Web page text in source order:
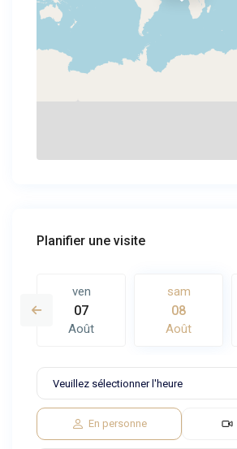
Planifier une visite
ven
07
Août
sam
08
Août
En personne